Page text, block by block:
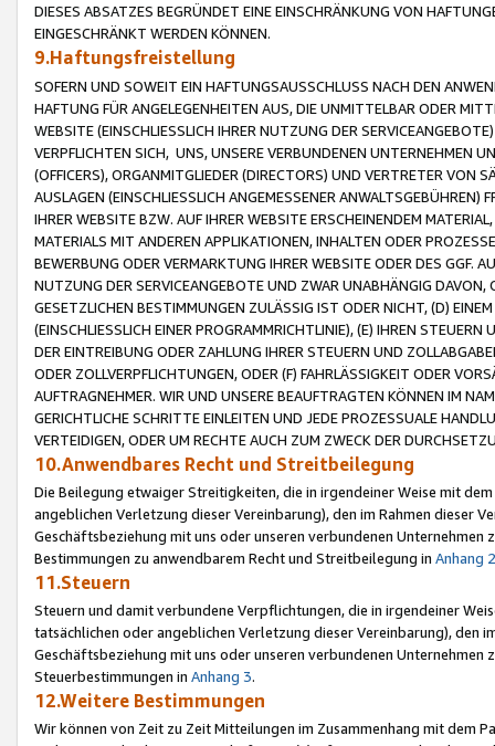
DIESES ABSATZES BEGRÜNDET EINE EINSCHRÄNKUNG VON
EINGESCHRÄNKT WERDEN KÖNNEN.
9.Haftungsfreistellung
SOFERN UND SOWEIT EIN HAFTUNGSAUSSCHLUSS NACH DEN
HAFTUNG FÜR ANGELEGENHEITEN AUS, DIE UNMITTELBAR ODER
WEBSITE (EINSCHLIESSLICH IHRER NUTZUNG DER
VERPFLICHTEN SICH, UNS, UNSERE VERBUNDENEN UNTERNEHMEN
(OFFICERS), ORGANMITGLIEDER (DIRECTORS) UND VERTRETER VON
AUSLAGEN (EINSCHLIESSLICH ANGEMESSENER
IHRER WEBSITE BZW. AUF IHRER WEBSITE ERSCHEINENDEM
MATERIALS MIT ANDEREN APPLIKATIONEN, INHALTEN ODER
BEWERBUNG ODER VERMARKTUNG IHRER WEBSITE ODER DES GGF.
NUTZUNG DER SERVICEANGEBOTE UND ZWAR UNABHÄNGIG
GESETZLICHEN BESTIMMUNGEN ZULÄSSIG IST ODER NICHT, (D)
(EINSCHLIESSLICH EINER PROGRAMMRICHTLINIE), (E) IHREN
DER EINTREIBUNG ODER ZAHLUNG IHRER STEUERN UND
ODER ZOLLVERPFLICHTUNGEN, ODER (F) FAHRLÄSSIGKEIT ODER
AUFTRAGNEHMER. WIR UND UNSERE BEAUFTRAGTEN KÖNNEN IM
GERICHTLICHE SCHRITTE EINLEITEN UND JEDE PROZESSUALE
VERTEIDIGEN, ODER UM RECHTE AUCH ZUM ZWECK DER
10.Anwendbares Recht und Streitbeilegung
Die Beilegung etwaiger Streitigkeiten, die in irgendeiner Weise mit
angeblichen Verletzung dieser Vereinbarung), den im Rahmen dieser
Geschäftsbeziehung mit uns oder unseren verbundenen
Bestimmungen zu anwendbarem Recht und Streitbeilegung in Anhang 2
11.Steuern
Steuern und damit verbundene Verpflichtungen, die in irgendeiner
tatsächlichen oder angeblichen Verletzung dieser Vereinbarung), den
Geschäftsbeziehung mit uns oder unseren verbundenen
Steuerbestimmungen in Anhang 3.
12.Weitere Bestimmungen
Wir können von Zeit zu Zeit Mitteilungen im Zusammenhang mit dem